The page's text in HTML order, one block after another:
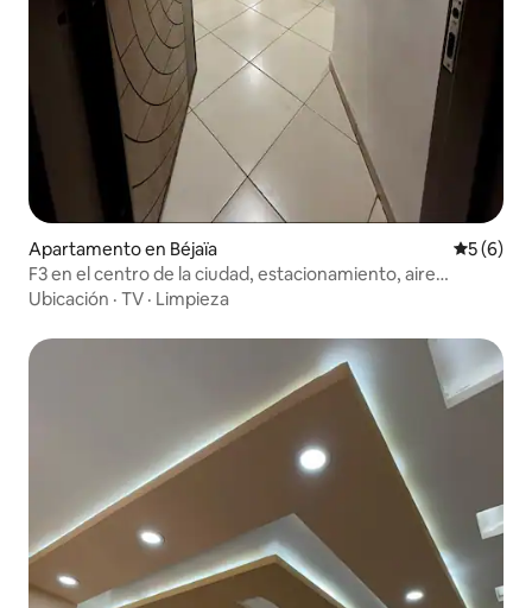
Apartamento en Béjaïa
5 (6)
F3 en el centro de la ciudad, estacionamiento, aire
acondicionado, seguridad
Ubicación · TV · Limpieza